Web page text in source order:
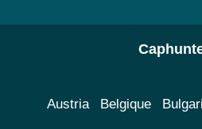
Austria Belgique